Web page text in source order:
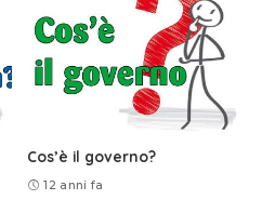
Cos’è il governo?
12 anni fa